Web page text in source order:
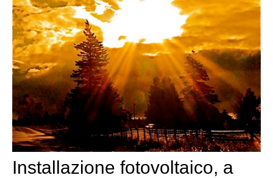
Installazione fotovoltaico, a